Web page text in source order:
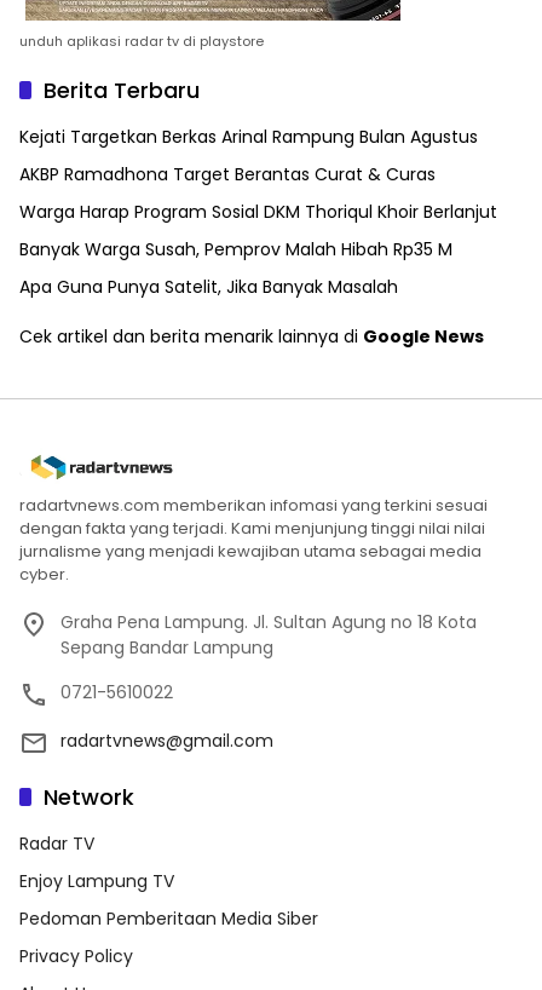
unduh aplikasi radar tv di playstore
Berita Terbaru
Kejati Targetkan Berkas Arinal Rampung Bulan Agustus
AKBP Ramadhona Target Berantas Curat & Curas
Warga Harap Program Sosial DKM Thoriqul Khoir Berlanjut
Banyak Warga Susah, Pemprov Malah Hibah Rp35 M
Apa Guna Punya Satelit, Jika Banyak Masalah
Cek artikel dan berita menarik lainnya di Google News
radartvnews.com memberikan infomasi yang terkini sesuai
dengan fakta yang terjadi. Kami menjunjung tinggi nilai nilai
jurnalisme yang menjadi kewajiban utama sebagai media
cyber.
Graha Pena Lampung. Jl. Sultan Agung no 18 Kota
Sepang Bandar Lampung
0721-5610022
radartvnews@gmail.com
Network
Radar TV
Enjoy Lampung TV
Pedoman Pemberitaan Media Siber
Privacy Policy